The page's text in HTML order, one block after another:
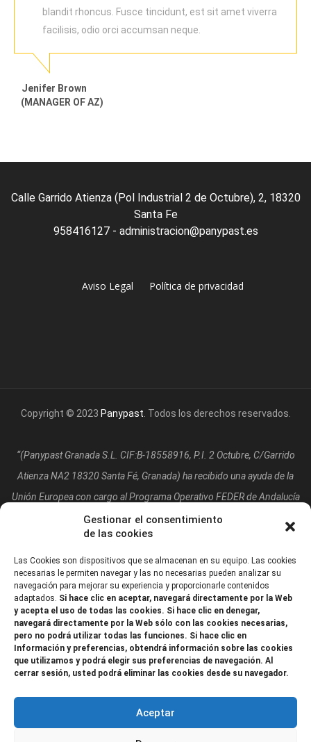
Gestionar el consentimiento
de las cookies
Las Cookies son dispositivos que se almacenan en su equipo. Las cookies
necesarias le permiten navegar y las no necesarias pueden analizar su
navegación para mejorar su experiencia y proporcionarle contenidos
adaptados. Si hace clic en aceptar, navegará directamente por la Web
y acepta el uso de todas las cookies. Si hace clic en denegar,
navegará directamente por la Web sólo con las cookies necesarias,
pero no podrá utilizar todas las funciones. Si hace clic en
Información y preferencias, obtendrá información sobre las cookies
que utilizamos y podrá elegir sus preferencias de navegación. Al
cerrar sesión, usted podrá eliminar las cookies desde su navegador.
Aceptar
blandit rhoncus. Fusce tincidunt, est sit amet viverra
facilisis, odio orci accumsan neque.
Jenifer Brown
(MANAGER OF AZ)
Calle Garrido Atienza (Pol Industrial 2 de Octubre), 2, 18320
Santa Fe
958416127 - administracion@panypast.es
Aviso Legal Política de privacidad
Copyright © 2023 Panypast. Todos los derechos reservados.
“(Panypast Granada S.L. CIF:B-18558916, P.I. 2 Octubre, C/Garrido
Atienza NA2 18320 Santa Fé, Granada) ha recibido una ayuda de la
Unión Europea con cargo al Programa Operativo FEDER de Andalucía
2014-2020, financiada como parte de la respuesta de la Unión a la
pandemia de COVID-19 (REACT-UE), para compensar el sobrecoste
energético de gas natural y/o electricidad a pymes y autónomos
especialmente afectados por el incremento de los precios del gas
natural y la electricidad provocados por el impacto de la guerra de
agresión de Rusia contra Ucrania.”